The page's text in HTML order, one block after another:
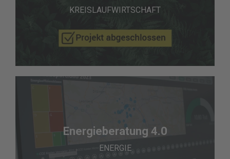
KREISLAUFWIRTSCHAFT
Energieberatung 4.0
ENERGIE